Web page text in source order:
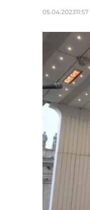
05.04.202311:57